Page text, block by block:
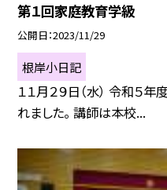
第１回家庭教育学級
公開日 2023/11/29
根岸小日記
１１月２９日（水） 令和５
れました。 講師は本校...